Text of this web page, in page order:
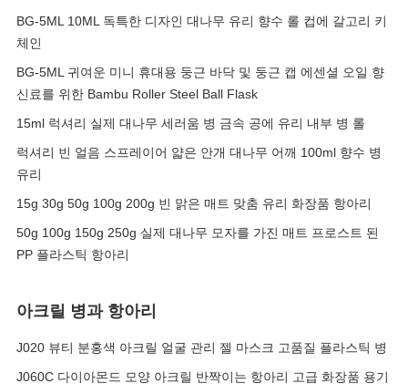
BG-5ML 10ML 독특한 디자인 대나무 유리 향수 롤 컵에 갈고리 키
체인
BG-5ML 귀여운 미니 휴대용 둥근 바닥 및 둥근 캡 에센셜 오일 향
신료를 위한 Bambu Roller Steel Ball Flask
15ml 럭셔리 실제 대나무 세러움 병 금속 공에 유리 내부 병 롤
럭셔리 빈 얼음 스프레이어 얇은 안개 대나무 어깨 100ml 향수 병
유리
15g 30g 50g 100g 200g 빈 맑은 매트 맞춤 유리 화장품 항아리
50g 100g 150g 250g 실제 대나무 모자를 가진 매트 프로스트 된
PP 플라스틱 항아리
아크릴 병과 항아리
J020 뷰티 분홍색 아크릴 얼굴 관리 젤 마스크 고품질 플라스틱 병
J060C 다이아몬드 모양 아크릴 반짝이는 항아리 고급 화장품 용기